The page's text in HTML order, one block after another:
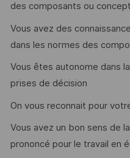
des composants ou
Vous avez des
dans les normes des
Vous êtes autonome dans
prises de décision
On vous reconnait pour
Vous avez un bon sens de
prononcé pour le travail en